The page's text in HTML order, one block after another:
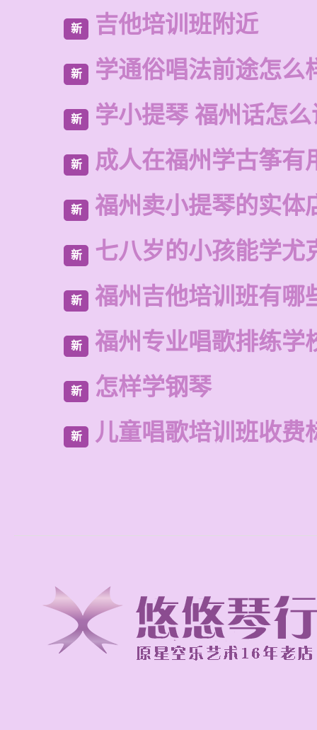
新 吉他培训班附近
新 学通俗唱法前途怎么
新 学小提琴 福州话怎
新 成人在福州学古筝有
新 福州卖小提琴的实体
新 七八岁的小孩能学尤
新 福州吉他培训班有哪
新 福州专业唱歌排练学
新 怎样学钢琴
新 儿童唱歌培训班收费